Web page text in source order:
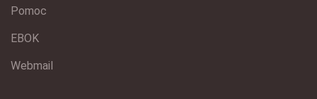
Pomoc
EBOK
Webmail